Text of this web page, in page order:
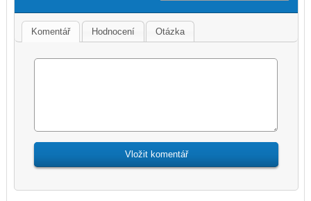
Komentář Hodnocení Otázka